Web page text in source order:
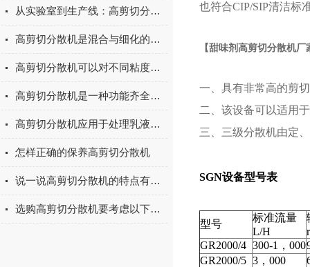
从实验室到生产线：高剪切分散机的高效转化路径
高剪切分散机是混合与细化的高效工具
高剪切分散机可以对不同粘度的物料进行加工
高剪切分散机是一种功能齐全、应用广泛的化工混合设备
高剪切分散机应用于处理乳液和生成超细悬乳液
怎样正确的保养高剪切分散机
说一说高剪切分散机的特点有哪些
选购高剪切分散机要考虑以下几个因素
也符合CIP/SIP清洁标
【甜味剂高剪切分散机
一、具有非常高的剪
二、该设备可以适用
三、三级分散机由定
SGN设备型号表
型号
标准流量
L/H
GR2000/4 300-1，000
GR2000/5 3，000